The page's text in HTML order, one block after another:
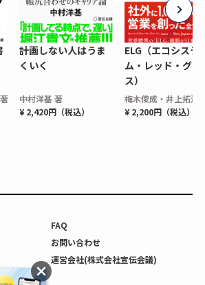
計画しない人はうま
くいく
中村洋基 著
¥ 2,420円（税込）
ELG（エコシステ
ム・レッド・グロ
ス）
梅木俊成・井上拓海
¥ 2,200円（税込）
FAQ
お問い合わせ
運営会社(株式会社宣伝会議)
いて